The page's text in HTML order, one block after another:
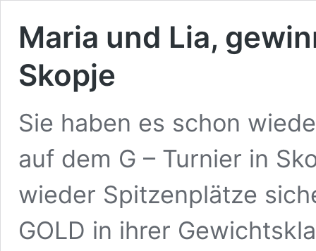
Maria und Lia,
Skopje
Sie haben es schon
auf dem G – Turnier in
wieder Spitzenplätze
GOLD in ihrer